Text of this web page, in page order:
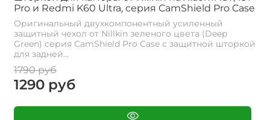
Pro и Redmi K60 Ultra, серия CamShield Pro Case
Оригинальный двухкомпонентный усиленный
защитный чехол от Nillkin зеленого цвета (Deep
Green) серия CamShield Pro Case с защитной шторкой
для задней...
1790 руб
1290 руб